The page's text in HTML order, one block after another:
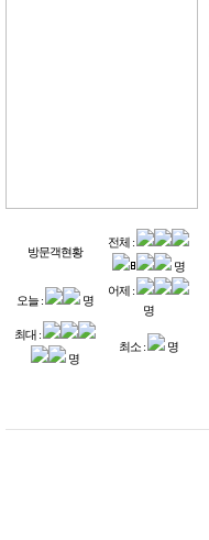
방문객현황
전체 :
명
오늘 : 명
어제 :
명
최대 :
명
최소 : 명